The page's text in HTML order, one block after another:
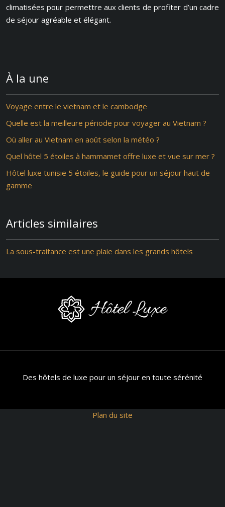
climatisées pour permettre aux clients de profiter d’un cadre
de séjour agréable et élégant.
À la une
Voyage entre le vietnam et le cambodge
Quelle est la meilleure période pour voyager au Vietnam ?
Où aller au Vietnam en août selon la météo ?
Quel hôtel 5 étoiles à hammamet offre luxe et vue sur mer ?
Hôtel luxe tunisie 5 étoiles, le guide pour un séjour haut de
gamme
Articles similaires
La sous-traitance est une plaie dans les grands hôtels
Des hôtels de luxe pour un séjour en toute sérénité
Plan du site